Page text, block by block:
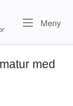
Meny
med